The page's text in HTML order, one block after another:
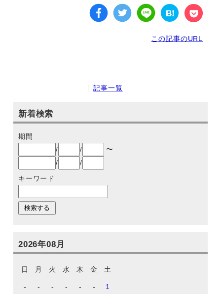
この記事のURL
記事一覧
新着検索
期間
/
/
〜
/
/
キーワード
2026年08月
日 月 火 水 木 金 土
- - - - - - 1